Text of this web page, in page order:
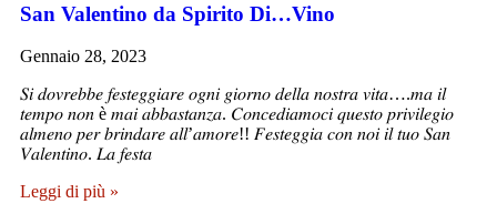
San Valentino da Spirito Di…Vino
Gennaio 28, 2023
𝑆𝑖 𝑑𝑜𝑣𝑟𝑒𝑏𝑏𝑒 𝑓𝑒𝑠𝑡𝑒𝑔𝑔𝑖𝑎𝑟𝑒 𝑜𝑔𝑛𝑖 𝑔𝑖𝑜𝑟𝑛𝑜 𝑑𝑒𝑙𝑙𝑎 𝑛𝑜𝑠𝑡𝑟𝑎 𝑣𝑖𝑡𝑎….𝑚𝑎 𝑖𝑙
𝑡𝑒𝑚𝑝𝑜 𝑛𝑜𝑛 è 𝑚𝑎𝑖 𝑎𝑏𝑏𝑎𝑠𝑡𝑎𝑛𝑧𝑎. 𝐶𝑜𝑛𝑐𝑒𝑑𝑖𝑎𝑚𝑜𝑐𝑖 𝑞𝑢𝑒𝑠𝑡𝑜 𝑝𝑟𝑖𝑣𝑖𝑙𝑒𝑔𝑖𝑜
𝑎𝑙𝑚𝑒𝑛𝑜 𝑝𝑒𝑟 𝑏𝑟𝑖𝑛𝑑𝑎𝑟𝑒 𝑎𝑙𝑙’𝑎𝑚𝑜𝑟𝑒!! 𝐹𝑒𝑠𝑡𝑒𝑔𝑔𝑖𝑎 𝑐𝑜𝑛 𝑛𝑜𝑖 𝑖𝑙 𝑡𝑢𝑜 𝑆𝑎𝑛
𝑉𝑎𝑙𝑒𝑛𝑡𝑖𝑛𝑜. 𝐿𝑎 𝑓𝑒𝑠𝑡𝑎
Leggi di più »